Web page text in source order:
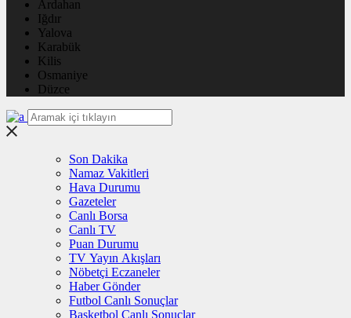
Ardahan
Iğdır
Yalova
Karabük
Kilis
Osmaniye
Düzce
Son Dakika
Namaz Vakitleri
Hava Durumu
Gazeteler
Canlı Borsa
Canlı TV
Puan Durumu
TV Yayın Akışları
Nöbetçi Eczaneler
Haber Gönder
Futbol Canlı Sonuçlar
Basketbol Canlı Sonuçlar